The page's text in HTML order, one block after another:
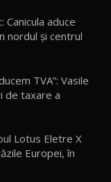
cucerit Moldova
AutoBlog.MD
Canicula aduce
nordul și centrul
TVA”: Vasile
de taxare a
Lotus Eletre X
Europei, în